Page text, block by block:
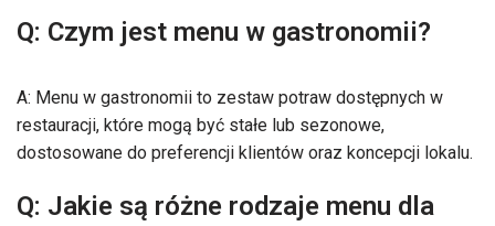
Q: Czym jest menu w gastronomii?
A: Menu w gastronomii to zestaw potraw dostępnych w
restauracji, które mogą być stałe lub sezonowe,
dostosowane do preferencji klientów oraz koncepcji lokalu.
Q: Jakie są różne rodzaje menu dla